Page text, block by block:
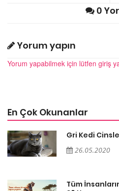
0
Yorum yapın
Yorum yapabilmek için lütfen giriş
En Çok Okunanlar
Gri Kedi
26.05.2020
Tüm